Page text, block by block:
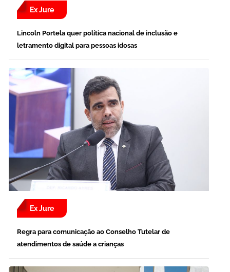
Ex Jure
Lincoln Portela quer política nacional de inclusão e
letramento digital para pessoas idosas
Ex Jure
Regra para comunicação ao Conselho Tutelar de
atendimentos de saúde a crianças